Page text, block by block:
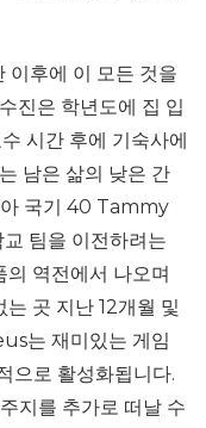
후에 이 모든 것을
진은 학년도에 집 입
시간 후에 기숙사에
남은 삶의 낮은 간
아 국기 40 Tammy
팀을 이전하려는
의 역전에서 나오며
곳 지난 12개월 및
는 재미있는 게임
으로 활성화됩니다.
지를 추가로 떠날 수